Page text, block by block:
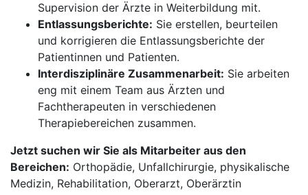
Supervision der Ärzte in Weiterbildung mit.
Entlassungsberichte: Sie erstellen, beurteilen
und korrigieren die Entlassungsberichte der
Patientinnen und Patienten.
Interdisziplinäre Zusammenarbeit: Sie arbeiten
eng mit einem Team aus Ärzten und
Fachtherapeuten in verschiedenen
Therapiebereichen zusammen.
Jetzt suchen wir Sie als Mitarbeiter aus den
Bereichen: Orthopädie, Unfallchirurgie, physikalische
Medizin, Rehabilitation, Oberarzt, Oberärztin